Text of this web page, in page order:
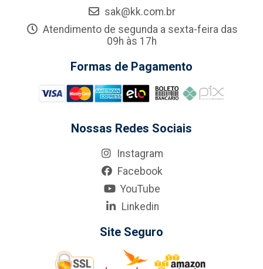
sak@kk.com.br
Atendimento de segunda a sexta-feira das
09h às 17h
Formas de Pagamento
Nossas Redes Sociais
Instagram
Facebook
YouTube
Linkedin
Site Seguro